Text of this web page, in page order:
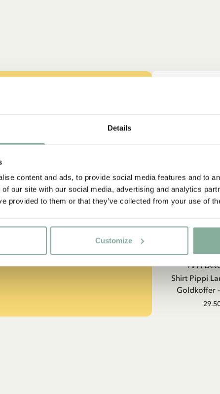
Details
content and ads, to provide social media features and to
our site with our social media, advertising and analytics
provided to them or that they’ve collected from your use of
Customize
auch gut
SAMMLUNG
Shirt Pippi
Goldkoffer
PIPPI